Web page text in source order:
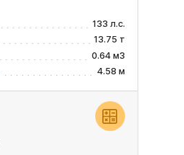
133 л.с.
13.75 т
0.64 м3
4.58 м